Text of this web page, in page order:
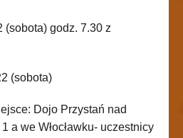
(sobota) godz. 7.30 z
(sobota)
Dojo Przystań nad
a we Włocławku- uczestnicy